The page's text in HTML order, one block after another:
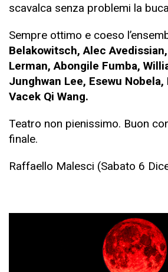
scavalca senza problemi la
Sempre ottimo e coeso
Belakowitsch, Alec
Lerman, Abongile Fumba,
Junghwan Lee, Esewu Nobela,
Vacek Qi Wang.
Teatro non pienissimo. Buon
finale.
Raffaello Malesci (Sabato 6